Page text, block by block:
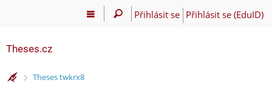
Přihlásit se Přihlásit se (EduID)
Theses.cz
>
Theses twkrx8